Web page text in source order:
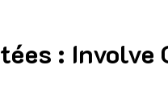
: Involve